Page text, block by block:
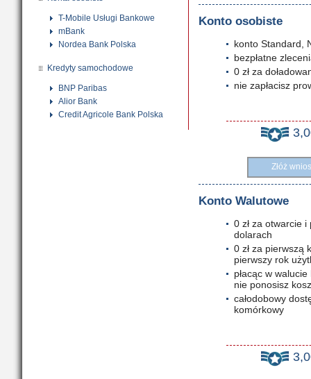
T-Mobile Usługi Bankowe
mBank
Nordea Bank Polska
Kredyty samochodowe
BNP Paribas
Alior Bank
Credit Agricole Bank Polska
Konto osobiste
konto Standard,
bezpłatne
0 zł za
nie zapłacisz
Złóż
Konto Walutowe
0 zł za otwarcie
dolarach
0 zł za pierwszą
pierwszy rok
płacąc w
nie ponosisz
całodobowy
komórkowy